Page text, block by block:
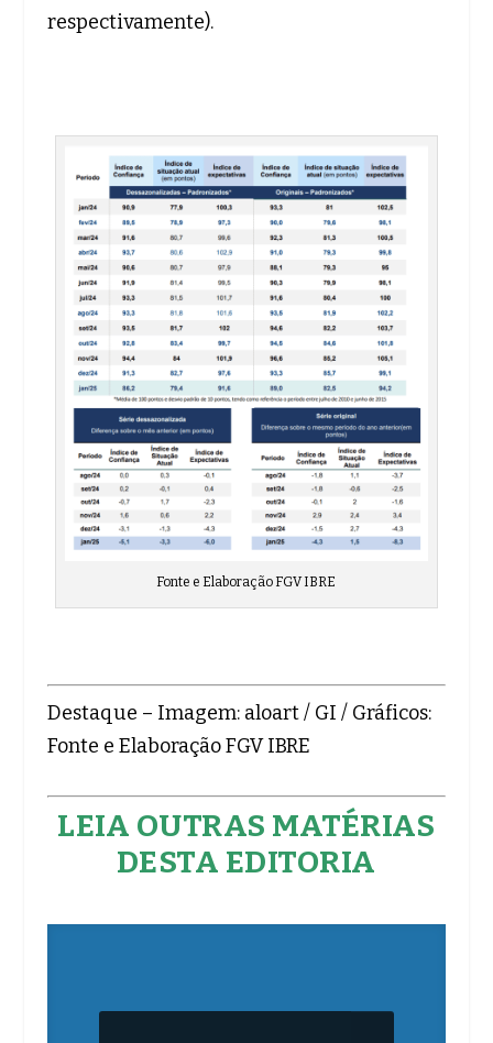
respectivamente).
Fonte e Elaboração FGV IBRE
Destaque – Imagem: aloart / GI / Gráficos:
Fonte e Elaboração FGV IBRE
LEIA OUTRAS MATÉRIAS
DESTA EDITORIA